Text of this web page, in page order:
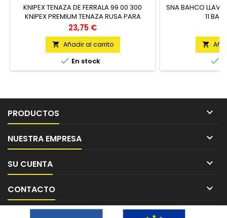
KNIPEX TENAZA DE FERRALA 99 00 300
KNIPEX PREMIUM TENAZA RUSA PARA
ARMADORES 300MM PULIDA NEGRA
9900300 KNIPEX 300 MM UNIDAD
Precio
23,75 €
 Añadir al carrito
 En stock
SNA BAHCO LLAVE
11


PRODUCTOS 
NUESTRA EMPRESA 
SU CUENTA 
CONTACTO 